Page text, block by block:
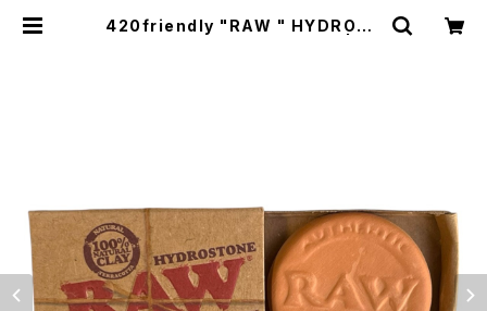
420friendly "RAW " HYDROST